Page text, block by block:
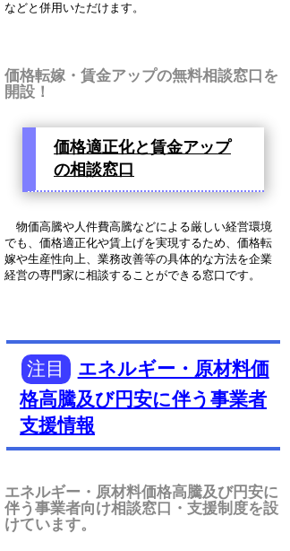
などと併用いただけます。
価格転嫁・賃金アップの無料相談窓口を
開設！
価格適正化と賃金アップ
の相談窓口
物価高騰や人件費高騰などによる厳しい経営環境
でも、価格適正化や賃上げを実現するため、価格転
嫁や生産性向上、業務改善等の具体的な方法を企業
経営の専門家に相談することができる窓口です。
注目
エネルギー・原材料価
格高騰及び円安に伴う事業者
支援情報
エネルギー・原材料価格高騰及び円安に
伴う事業者向け相談窓口・支援制度を設
けています。